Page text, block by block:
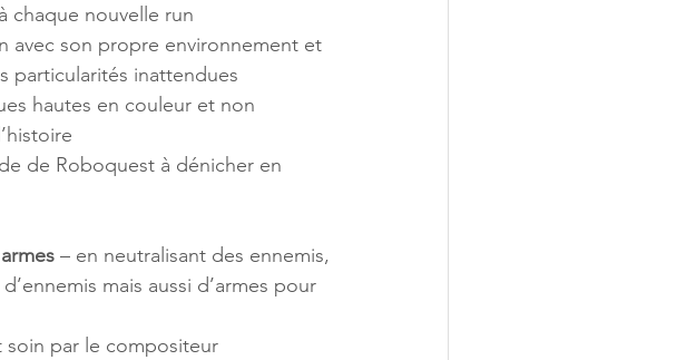
chaque nouvelle run
avec son propre environnement et
particularités inattendues
hautes en couleur et non
de Roboquest à dénicher en
– en neutralisant des ennemis,
mais aussi d’armes pour
soin par le compositeur